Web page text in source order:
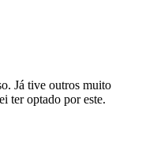
Já tive outros muito
ter optado por este.